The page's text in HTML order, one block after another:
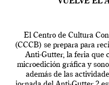
VUELVE EL
El Centro de Cultura
(CCCB) se prepara para
Anti-Gutter, la feria que
microedición gráfica y
además de las